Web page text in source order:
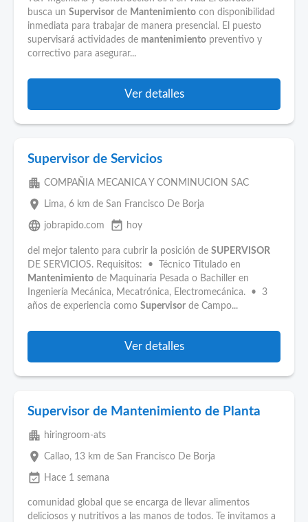
busca un Supervisor de Mantenimiento con disponibilidad
inmediata para trabajar de manera presencial. El puesto
supervisará actividades de mantenimiento preventivo y
correctivo para asegurar...
Ver detalles
Supervisor de Servicios
apartment COMPAÑIA MECANICA Y CONMINUCION SAC
place Lima, 6 km de San Francisco De Borja
language jobrapido.com event_available hoy
del mejor talento para cubrir la posición de SUPERVISOR
DE SERVICIOS. Requisitos: • Técnico Titulado en
Mantenimiento de Maquinaria Pesada o Bachiller en
Ingeniería Mecánica, Mecatrónica, Electromecánica. • 3
años de experiencia como Supervisor de Campo...
Ver detalles
Supervisor de Mantenimiento de Planta
apartment hiringroom-ats
place Callao, 13 km de San Francisco De Borja
event_available Hace 1 semana
comunidad global que se encarga de llevar alimentos
deliciosos y nutritivos a las manos de todos. Te invitamos a